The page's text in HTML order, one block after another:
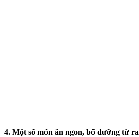
4. Một số món ăn ngon, bổ dưỡng từ